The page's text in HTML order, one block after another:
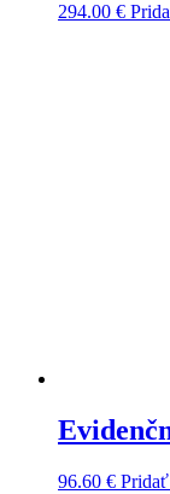
294.00 €
96.60 €